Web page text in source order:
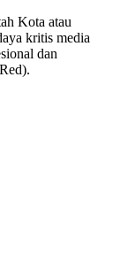
Kota atau
kritis media
dan